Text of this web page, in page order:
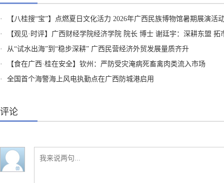
·
【八桂搜“宝”】点燃夏日文化活力 2026年广西民族博物馆暑期展演活
·
【观见·时评】广西财经学院经济学院 院长 博士 谢廷宇：深耕东盟 拓市全球 广西民企向海正当
·
从“试水出海”到“稳步深耕” 广西民营经济外贸发展量质齐升
·
【食在广西·桂在安全】钦州：严防受灾淹病死畜禽肉类流入市场
·
全国首个海警海上风电执勤点在广西防城港启用
评论